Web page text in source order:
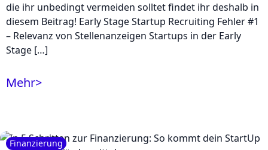
die ihr unbedingt vermeiden solltet findet ihr deshalb in
diesem Beitrag! Early Stage Startup Recruiting Fehler #1
– Relevanz von Stellenanzeigen Startups in der Early
Stage […]
Mehr>
Finanzierung